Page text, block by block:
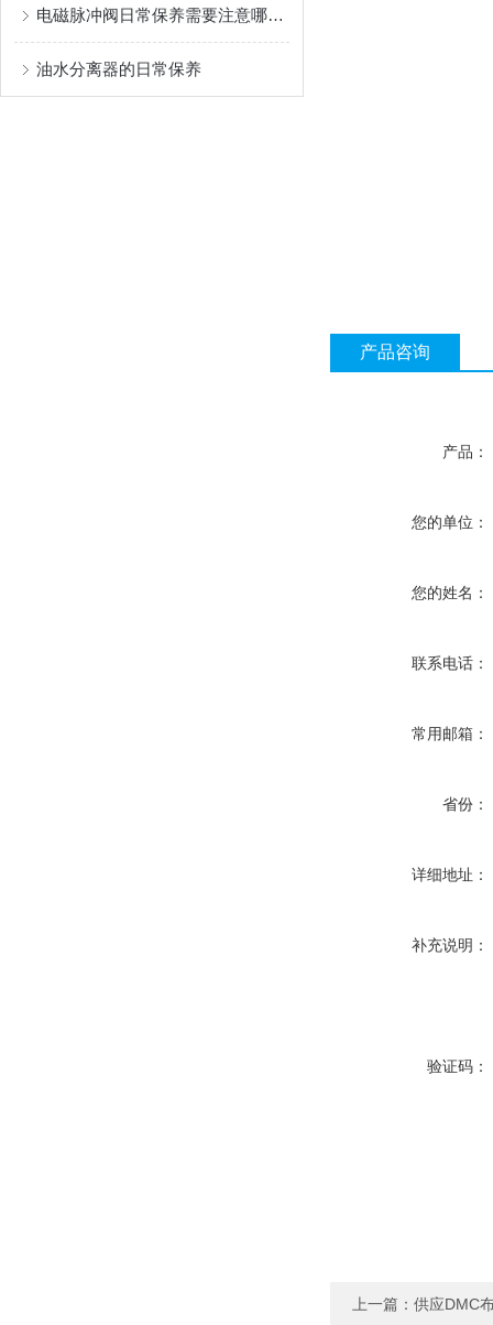
电磁脉冲阀日常保养需要注意哪几个点
油水分离器的日常保养
产品咨询
产品：
您的单位：
您的姓名：
联系电话：
常用邮箱：
省份：
详细地址：
补充说明：
验证码：
上一篇： 供应DMC